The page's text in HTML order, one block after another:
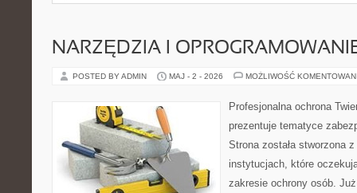
NARZĘDZIA I
POSTED BY ADMIN MAJ - 2 - 2026 MOŻLIWOŚĆ
Profesjonalna ochrona
prezentuje tematyce
Strona została stworzona
instytucjach, które
zakresie ochrony osób.